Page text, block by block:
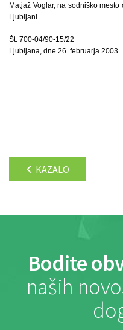
Matjaž Voglar, na sodniško
Ljubljani.
Št. 700-04/90-15/22
Ljubljana, dne 26. februarja 2003.
KAZALO
Bodite
naših